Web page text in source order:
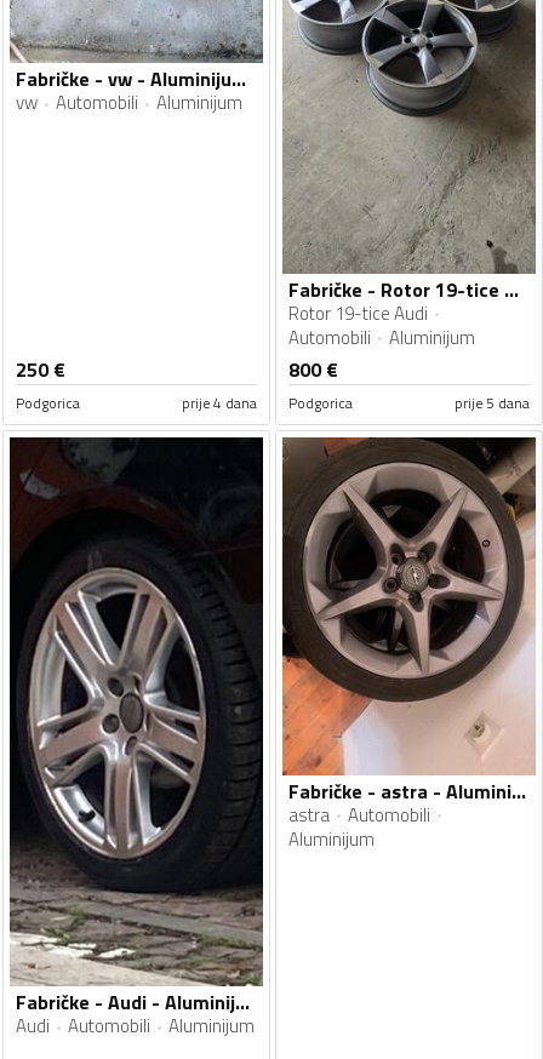
Fabričke - vw - Aluminijum felne
vw Automobili Aluminijum
250€
Podgorica prije 4 dana
Fabričke - Rotor 19-tice Audi - Aluminijum felne
Rotor 19-tice Audi
Automobili
Aluminijum
800€
Podgorica prije 5 dana
Fabričke - Audi - Aluminijum felne
Audi Automobili Aluminijum
Fabričke - astra - Aluminijum felne
astra
Automobili
Aluminijum